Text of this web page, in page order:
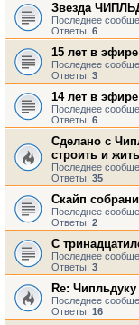
Звезда
Последнее
Ответы: 6
15 лет в
Последнее
Ответы: 3
14 лет в
Последнее
Ответы: 6
Сделано с
строить и
Последнее
Ответы: 35
Скайп
Последнее
Ответы: 2
С
Последнее
Ответы: 3
Re: Чипльдуку
Последнее
Ответы: 16